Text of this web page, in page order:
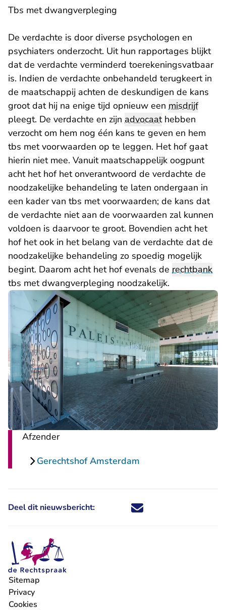
Tbs met dwangverpleging
De verdachte is door diverse psychologen en
psychiaters onderzocht. Uit hun rapportages blijkt
dat de verdachte verminderd toerekeningsvatbaar
is. Indien de verdachte onbehandeld terugkeert in
de maatschappij achten de deskundigen de kans
groot dat hij na enige tijd opnieuw een misdrijf
pleegt. De verdachte en zijn advocaathebben
verzocht om hem nog één kans te geven en hem
tbs met voorwaarden op te leggen. Het hof gaat
hierin niet mee. Vanuit maatschappelijk oogpunt
acht het hof het onverantwoord de verdachte de
noodzakelijke behandeling te laten ondergaan in
een kader van tbs met voorwaarden; de kans dat
de verdachte niet aan de voorwaarden zal kunnen
voldoen is daarvoor te groot. Bovendien acht het
hof het ook in het belang van de verdachte dat de
noodzakelijke behandeling zo spoedig mogelijk
begint. Daarom acht het hof evenals de rechtbank
tbs met dwangverpleging noodzakelijk.
Afzender
Gerechtshof Amsterdam
Deel dit nieuwsbericht: Deel dit nieuwsbericht via X -
Deel dit nieuwsbericht via
Deel dit nieuwsbericht
Deel dit
Sitemap
Privacy
Cookies